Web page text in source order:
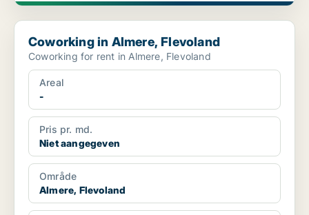
Coworking in Almere, Flevoland
Coworking in Almere, Flevoland
Coworking for rent in Almere, Flevoland
Areal
-
Pris pr. md.
Niet aangegeven
Område
Almere, Flevoland